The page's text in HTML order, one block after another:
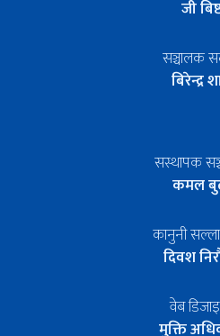
जी
सञ्चालक
बिरेन्द्र
सस्थापक
कमल
कानुनी
दिवश
वेब
मुक्ति